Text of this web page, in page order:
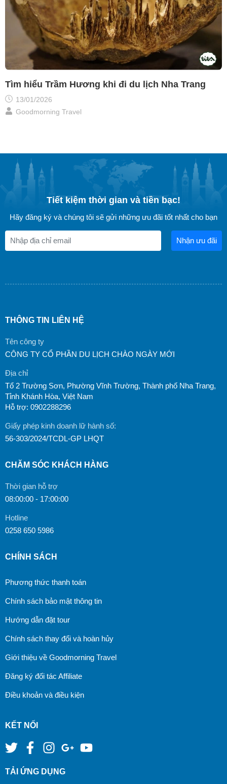
Tìm hiểu Trầm Hương khi đi du lịch Nha Trang
13/01/2026
Goodmorning Travel
Tiết kiệm thời gian và tiền bạc!
Hãy đăng ký và chúng tôi sẽ gửi những ưu đãi tốt nhất cho bạn
Nhận ưu đãi
THÔNG TIN LIÊN HỆ
Tên công ty
CÔNG TY CỔ PHẦN DU LỊCH CHÀO NGÀY MỚI
Địa chỉ
Tổ 2 Trường Sơn, Phường Vĩnh Trường, Thành phố Nha Trang,
Tỉnh Khánh Hòa, Việt Nam
Hỗ trợ: 0902288296
Giấy phép kinh doanh lữ hành số:
56-303/2024/TCDL-GP LHQT
CHĂM SÓC KHÁCH HÀNG
Thời gian hỗ trợ
08:00:00 - 17:00:00
Hotline
0258 650 5986
CHÍNH SÁCH
Phương thức thanh toán
Chính sách bảo mật thông tin
Hướng dẫn đặt tour
Chính sách thay đổi và hoàn hủy
Giới thiệu về Goodmorning Travel
Đăng ký đối tác Affiliate
Điều khoản và điều kiện
KẾT NỐI
TẢI ỨNG DỤNG